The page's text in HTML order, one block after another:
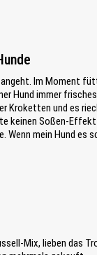
Im Moment
Hund immer
Kroketten und es
keinen Soßen-
mein Hund es
Mix, lieben das